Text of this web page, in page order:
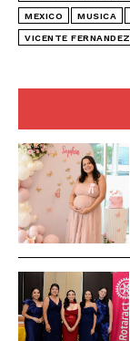
MEXICO MUSICA
VICENTE FERNANDEZ